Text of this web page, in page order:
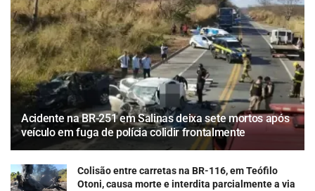
Acidente na BR-251 em Salinas deixa sete mortos após
veículo em fuga de polícia colidir frontalmente
Colisão entre carretas na BR-116, em Teófilo
Otoni, causa morte e interdita parcialmente a via